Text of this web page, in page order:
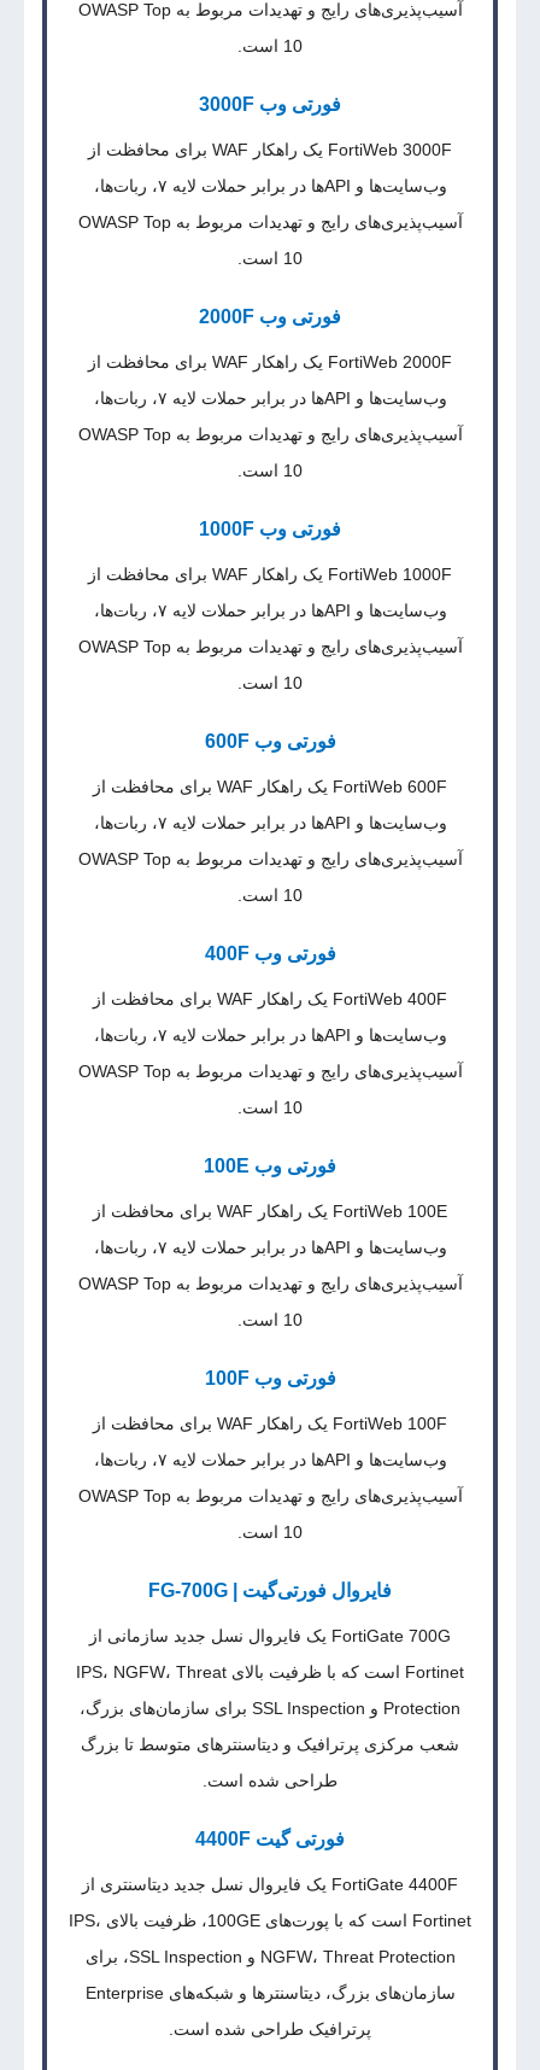
آسیب‌پذیری‌های رایج و تهدیدات مربوط به OWASP Top
10 است.
فورتی وب 3000F
FortiWeb 3000F یک راهکار WAF برای محافظت از
وب‌سایت‌ها و APIها در برابر حملات لایه ۷، ربات‌ها،
آسیب‌پذیری‌های رایج و تهدیدات مربوط به OWASP Top
10 است.
فورتی وب 2000F
FortiWeb 2000F یک راهکار WAF برای محافظت از
وب‌سایت‌ها و APIها در برابر حملات لایه ۷، ربات‌ها،
آسیب‌پذیری‌های رایج و تهدیدات مربوط به OWASP Top
10 است.
فورتی وب 1000F
FortiWeb 1000F یک راهکار WAF برای محافظت از
وب‌سایت‌ها و APIها در برابر حملات لایه ۷، ربات‌ها،
آسیب‌پذیری‌های رایج و تهدیدات مربوط به OWASP Top
10 است.
فورتی وب 600F
FortiWeb 600F یک راهکار WAF برای محافظت از
وب‌سایت‌ها و APIها در برابر حملات لایه ۷، ربات‌ها،
آسیب‌پذیری‌های رایج و تهدیدات مربوط به OWASP Top
10 است.
فورتی وب 400F
FortiWeb 400F یک راهکار WAF برای محافظت از
وب‌سایت‌ها و APIها در برابر حملات لایه ۷، ربات‌ها،
آسیب‌پذیری‌های رایج و تهدیدات مربوط به OWASP Top
10 است.
فورتی وب 100E
FortiWeb 100E یک راهکار WAF برای محافظت از
وب‌سایت‌ها و APIها در برابر حملات لایه ۷، ربات‌ها،
آسیب‌پذیری‌های رایج و تهدیدات مربوط به OWASP Top
10 است.
فورتی وب 100F
FortiWeb 100F یک راهکار WAF برای محافظت از
وب‌سایت‌ها و APIها در برابر حملات لایه ۷، ربات‌ها،
آسیب‌پذیری‌های رایج و تهدیدات مربوط به OWASP Top
10 است.
فایروال‌ فورتی‌گیت | FG-700G
FortiGate 700G یک فایروال نسل جدید سازمانی از
Fortinet است که با ظرفیت بالای IPS، NGFW، Threat
Protection و SSL Inspection برای سازمان‌های بزرگ،
شعب مرکزی پرترافیک و دیتاسنترهای متوسط تا بزرگ
طراحی شده است.
فورتی گیت 4400F
FortiGate 4400F یک فایروال نسل جدید دیتاسنتری از
Fortinet است که با پورت‌های 100GE، ظرفیت بالای IPS،
NGFW، Threat Protection و SSL Inspection، برای
سازمان‌های بزرگ، دیتاسنترها و شبکه‌های Enterprise
پرترافیک طراحی شده است.